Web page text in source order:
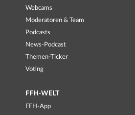
Webcams
Moderatoren & Team
Podcasts
News-Podcast
Themen-Ticker
Voting
FFH-WELT
FFH-App